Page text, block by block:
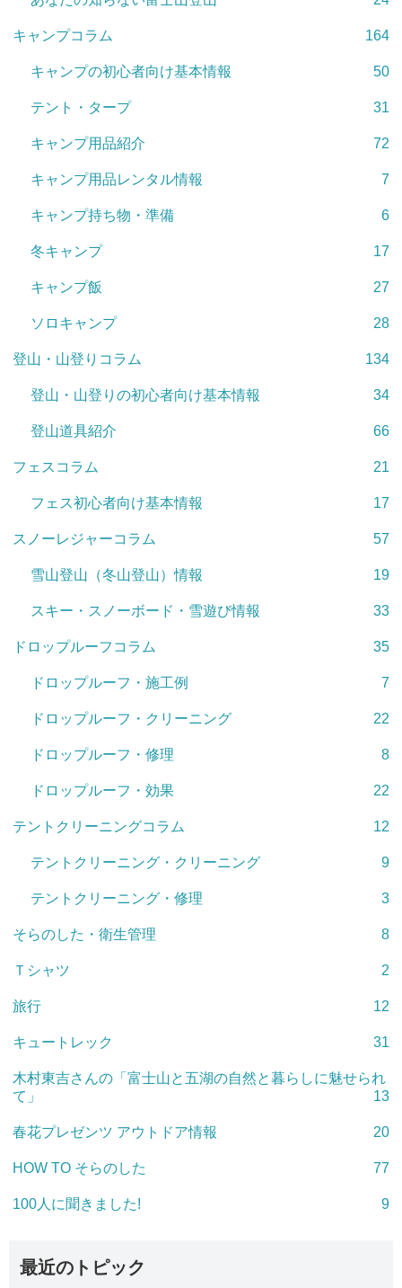
キャンプコラム 164
キャンプの初心者向け基本情報 50
テント・タープ 31
キャンプ用品紹介 72
キャンプ用品レンタル情報 7
キャンプ持ち物・準備 6
冬キャンプ 17
キャンプ飯 27
ソロキャンプ 28
登山・山登りコラム 134
登山・山登りの初心者向け基本情報 34
登山道具紹介 66
フェスコラム 21
フェス初心者向け基本情報 17
スノーレジャーコラム 57
雪山登山（冬山登山）情報 19
スキー・スノーボード・雪遊び情報 33
ドロップルーフコラム 35
ドロップルーフ・施工例 7
ドロップルーフ・クリーニング 22
ドロップルーフ・修理 8
ドロップルーフ・効果 22
テントクリーニングコラム 12
テントクリーニング・クリーニング 9
テントクリーニング・修理 3
そらのした・衛生管理 8
Ｔシャツ 2
旅行 12
キュートレック 31
木村東吉さんの「富士山と五湖の自然と暮らしに魅せられ
て」
13
春花プレゼンツ アウトドア情報 20
HOW TO そらのした 77
100人に聞きました! 9
最近のトピック